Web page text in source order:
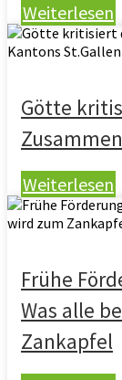
Weiterlesen
Götte
Weiterlesen
Frühe
Was alle
Zankapfel